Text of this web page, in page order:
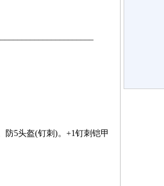
5头盔(钉刺)。+1钉刺铠甲